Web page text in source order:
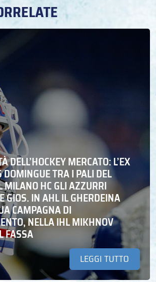
DELL’HOCKEY MERCATO: L’EX
TRA I PALI DEL
MILANO HC GLI AZZURRI
GIOS. IN AHL IL GHERDEINA
CAMPAGNA DI
NELLA IHL MIKHNOV
FASSA
LEGGI TUTTO